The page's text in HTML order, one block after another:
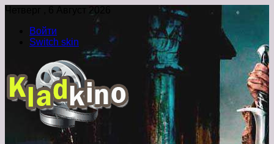
Четверг , 6 Август 2026
Войти
Switch skin